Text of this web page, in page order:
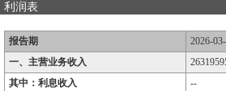
利润表
报告期
2026-
一、主营业务收入
其中：利息收入
--